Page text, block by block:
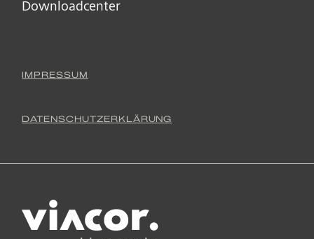
Downloadcenter
IMPRESSUM
DATENSCHUTZERKLÄRUNG